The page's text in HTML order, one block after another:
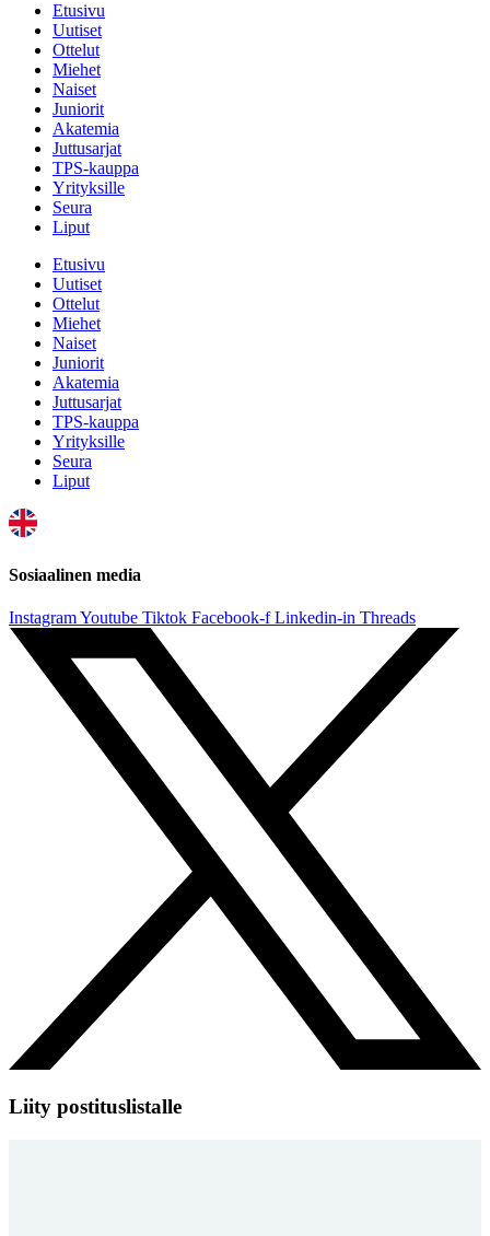
Etusivu
Uutiset
Ottelut
Miehet
Naiset
Juniorit
Akatemia
Juttusarjat
TPS-kauppa
Yrityksille
Seura
Liput
Etusivu
Uutiset
Ottelut
Miehet
Naiset
Juniorit
Akatemia
Juttusarjat
TPS-kauppa
Yrityksille
Seura
Liput
Sosiaalinen media
InstagramYoutube Tiktok Facebook-f Linkedin-in Threads
Liity postituslistalle